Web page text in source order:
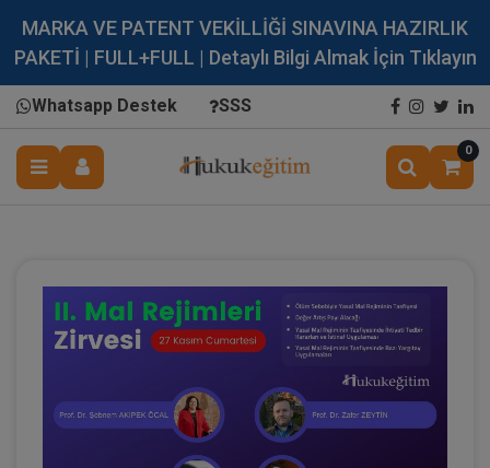
MARKA VE PATENT VEKİLLİĞİ SINAVINA HAZIRLIK
PAKETİ | FULL+FULL | Detaylı Bilgi Almak İçin Tıklayın
Whatsapp Destek SSS
0